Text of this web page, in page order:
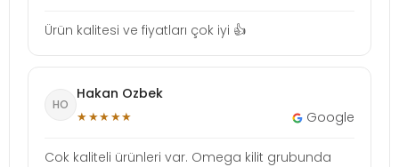
Ürün kalitesi ve fiyatları çok iyi 👍
HO
Hakan Ozbek
★★★★★ Google
Cok kaliteli ürünleri var. Omega kilit grubunda